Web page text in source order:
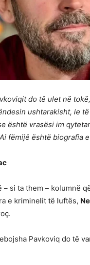
do të ulet në
ushtarakisht, le
është vrasësi im
fëmijë është biografia
si ta them – kolumnë
e kriminelit të luftës,
Pavkoviq do të